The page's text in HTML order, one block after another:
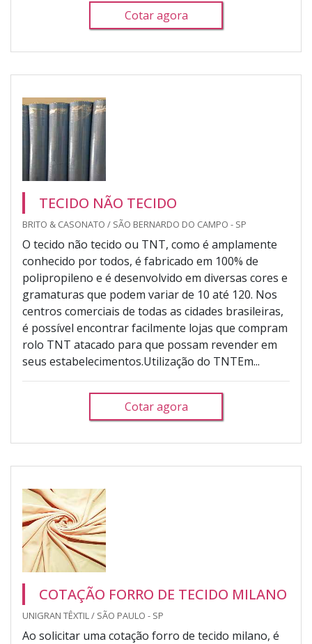
Cotar agora
TECIDO NÃO TECIDO
BRITO & CASONATO / SÃO BERNARDO DO CAMPO - SP
O tecido não tecido ou TNT, como é amplamente
conhecido por todos, é fabricado em 100% de
polipropileno e é desenvolvido em diversas cores e
gramaturas que podem variar de 10 até 120. Nos
centros comerciais de todas as cidades brasileiras,
é possível encontrar facilmente lojas que compram
rolo TNT atacado para que possam revender em
seus estabelecimentos.Utilização do TNTEm...
Cotar agora
COTAÇÃO FORRO DE TECIDO MILANO
UNIGRAN TÊXTIL / SÃO PAULO - SP
Ao solicitar uma cotação forro de tecido milano, é